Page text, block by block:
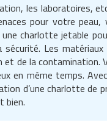
les laboratoires,
pour votre
charlotte jetable
Les
et de la
en même temps.
d’une charlotte
bien.